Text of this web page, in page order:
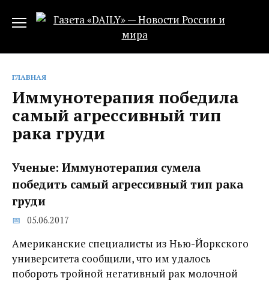
ГЛАВНАЯ
Иммунотерапия победила
самый агрессивный тип
рака груди
Ученые: Иммунотерапия сумела
победить самый агрессивный тип рака
груди
05.06.2017
Американские специалисты из Нью-Йоркского
университета сообщили, что им удалось
побороть тройной негативный рак молочной